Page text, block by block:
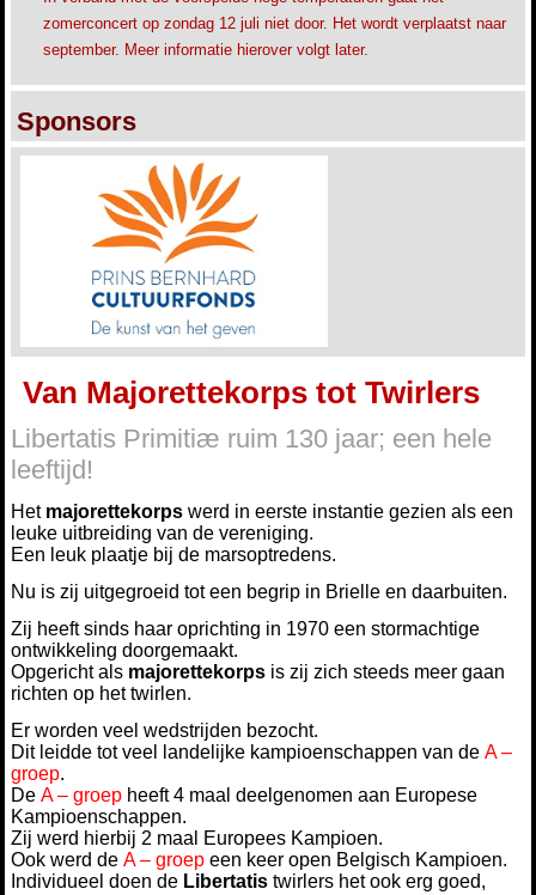
zomerconcert op zondag 12 juli niet door. Het wordt verplaatst naar
september. Meer informatie hierover volgt later.
Sponsors
Van Majorettekorps tot Twirlers
Libertatis Primitiæ ruim 130 jaar; een hele
leeftijd!
Het majorettekorps werd in eerste instantie gezien als een
leuke uitbreiding van de vereniging.
Een leuk plaatje bij de marsoptredens.
Nu is zij uitgegroeid tot een begrip in Brielle en daarbuiten.
Zij heeft sinds haar oprichting in 1970 een stormachtige
ontwikkeling doorgemaakt.
Opgericht als majorettekorps is zij zich steeds meer gaan
richten op het twirlen.
Er worden veel wedstrijden bezocht.
Dit leidde tot veel landelijke kampioenschappen van deA –
groep.
DeA – groep heeft 4 maal deelgenomen aan Europese
Kampioenschappen.
Zij werd hierbij 2 maal Europees Kampioen.
Ook werd deA – groep een keer open Belgisch Kampioen.
Individueel doen de Libertatis twirlers het ook erg goed,